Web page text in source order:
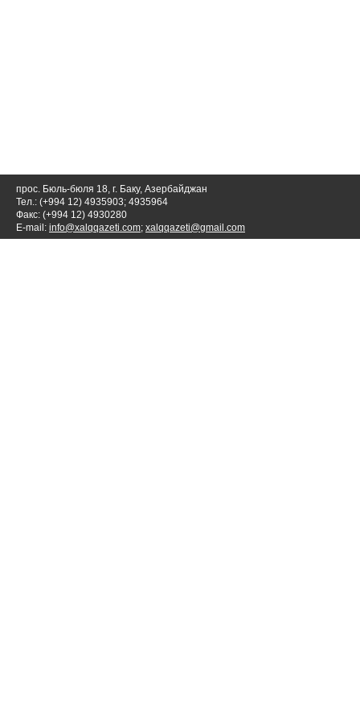
прос. Бюль-бюля 18, г. Баку, Азербайджан
Тел.: (+994 12) 4935903; 4935964
Факс: (+994 12) 4930280
E-mail: info@xalqqazeti.com; xalqqazeti@gmail.com